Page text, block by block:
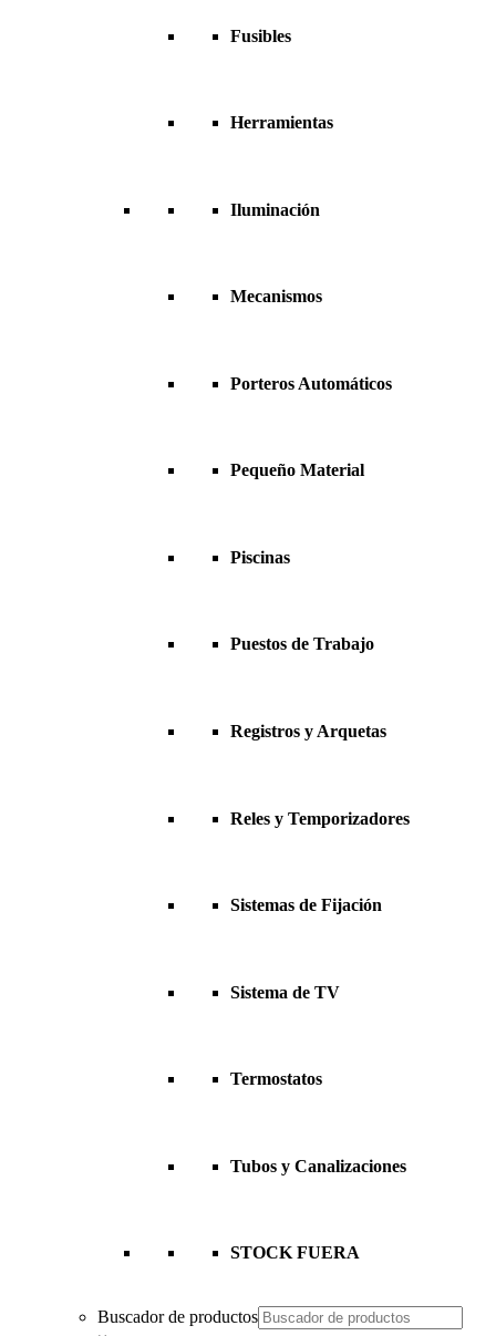
Fusibles
Herramientas
Iluminación
Mecanismos
Porteros Automáticos
Pequeño Material
Piscinas
Puestos de Trabajo
Registros y Arquetas
Reles y Temporizadores
Sistemas de Fijación
Sistema de TV
Termostatos
Tubos y Canalizaciones
STOCK FUERA
Buscador de productos